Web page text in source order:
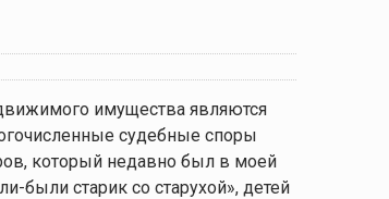
имущества являются
судебные споры
который недавно был в моей
были старик со старухой», детей